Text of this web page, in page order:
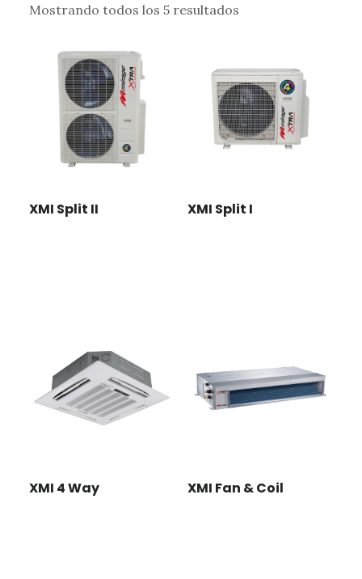
Mostrando todos los 5 resultadosSorted
XMI Split II XMI Split I
XMI 4 Way XMI Fan & Coil